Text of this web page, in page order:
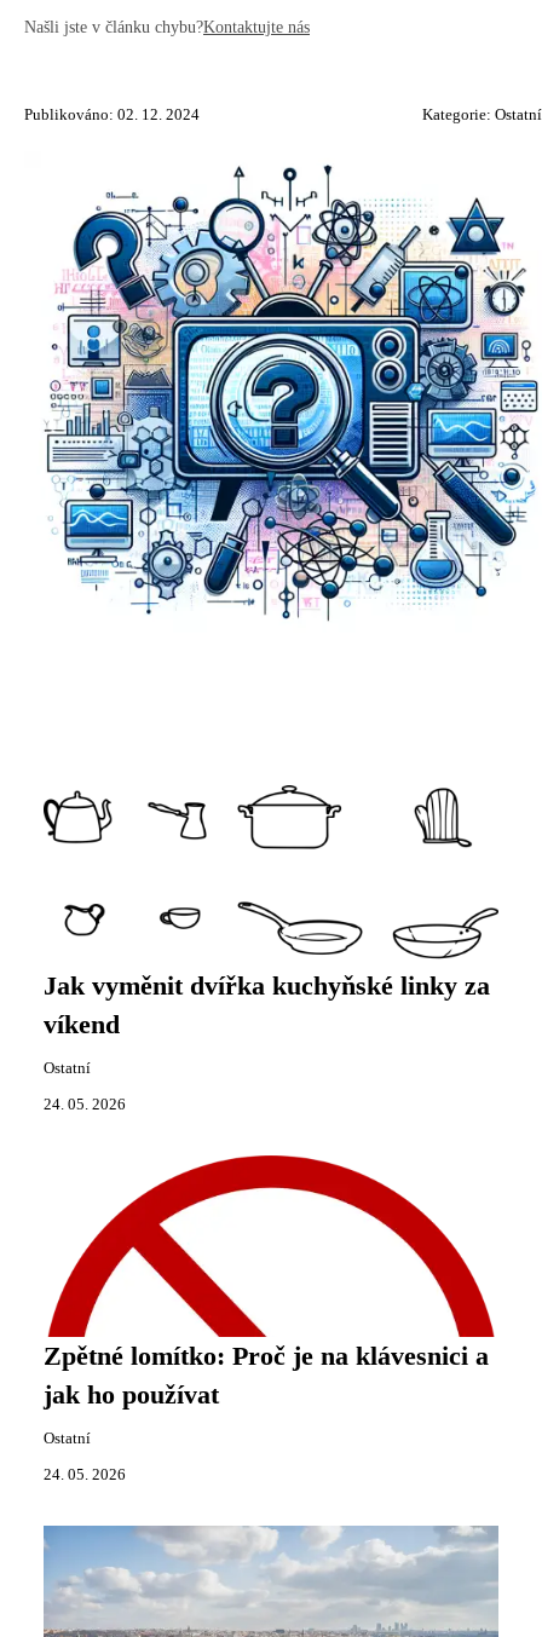
Našli jste v článku chybu?Kontaktujte nás
Publikováno: 02. 12. 2024 Kategorie: Ostatní
Jak vyměnit dvířka kuchyňské linky za
víkend
Ostatní
24. 05. 2026
Zpětné lomítko: Proč je na klávesnici a
jak ho používat
Ostatní
24. 05. 2026